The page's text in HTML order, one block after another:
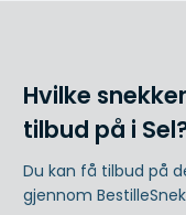
Hvilke
tilbud på i
Du kan få tilbud på
gjennom